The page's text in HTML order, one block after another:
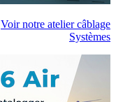
Voir notre atelier câblage
Systèmes